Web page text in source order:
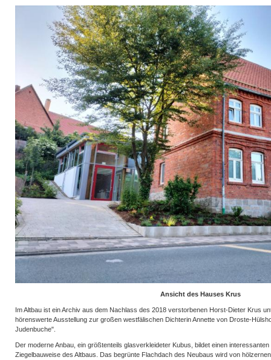
Ansicht des Hauses Krus
Im Altbau ist ein Archiv aus dem Nachlass des 2018 verstorbenen Horst-Dieter Krus
hörenswerte Ausstellung zur großen westfälischen Dichterin Annette von Droste-
Judenbuche".
Der moderne Anbau, ein größtenteils glasverkleideter Kubus, bildet einen
Ziegelbauweise des Altbaus. Das begrünte Flachdach des Neubaus wird von